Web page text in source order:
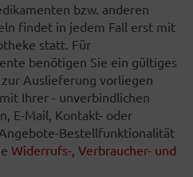
bzw. anderen
findet in jedem Fall erst mit
statt. Für
benötigen Sie ein gültiges
Auslieferung vorliegen
Ihrer - unverbindlichen
E-Mail, Kontakt- oder
Bestellfunktionalität
Widerrufs-, Verbraucher- und